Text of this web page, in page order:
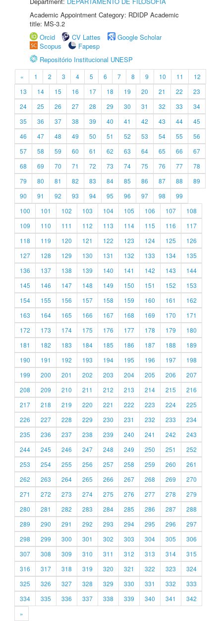
Academic Appointment Category: RDIDP Academic
title: MS-3.2
Orcid
CV Lattes
Google Scholar
Scopus
Fapesp
Repositório Institucional UNESP
« 1 2 3 4 5 6 7 8 9 10 11
12
13
14 15 16 17 18 19 20 21 22
23
24
25 26 27 28 29 30 31 32 33
34
35
36 37 38 39 40 41 42 43 44
45
46
47 48 49 50 51 52 53 54 55
56
57
58 59 60 61 62 63 64 65 66
67
68
69 70 71 72 73 74 75 76 77
78
79
80 81 82 83 84 85 86 87 88
89
90
91 92 93 94 95 96 97 98
99
100
101 102 103 104 105 106 107
108
109
110 111 112 113 114 115 116
117
118
119 120 121 122 123 124 125
126
127
128 129 130 131 132 133 134
135
136
137 138 139 140 141 142 143
144
145
146 147 148 149 150 151 152
153
154
155 156 157 158 159 160 161
162
163
164 165 166 167 168 169 170
171
172
173 174 175 176 177 178 179
180
181
182 183 184 185 186 187 188
189
190
191 192 193 194 195 196 197
198
199
200 201 202 203 204 205 206
207
208
209 210 211 212 213 214 215
216
217
218 219 220 221 222 223 224
225
226
227 228 229 230 231 232 233
234
235
236 237 238 239 240 241 242
243
244
245 246 247 248 249 250 251
252
253
254 255 256 257 258 259 260
261
262
263 264 265 266 267 268 269
270
271
272 273 274 275 276 277 278
279
280
281 282 283 284 285 286 287
288
289
290 291 292 293 294 295 296
297
298
299 300 301 302 303 304 305
306
307
308 309 310 311 312 313 314
315
316
317 318 319 320 321 322 323
324
325
326 327 328 329 330 331 332
333
334
335 336 337 338 339 340 341
342
»